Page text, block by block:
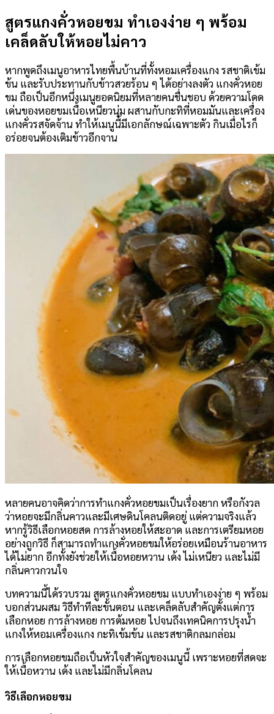
สูตรแกงคั่วหอยขม ทำเองง่าย ๆ พร้อม
เคล็ดลับให้หอยไม่คาว
หากพูดถึงเมนูอาหารไทยพื้นบ้านที่ทั้งหอมเครื่องแกง รสชาติเข้ม
ข้น และรับประทานกับข้าวสวยร้อน ๆ ได้อย่างลงตัว แกงคั่วหอย
ขม ถือเป็นอีกหนึ่งเมนูยอดนิยมที่หลายคนชื่นชอบ ด้วยความโดด
เด่นของหอยขมเนื้อเหนียวนุ่ม ผสานกับกะทิที่หอมมันและเครื่อง
แกงคั่วรสจัดจ้าน ทำให้เมนูนี้มีเอกลักษณ์เฉพาะตัว กินเมื่อไรก็
อร่อยจนต้องเติมข้าวอีกจาน
หลายคนอาจคิดว่าการทำแกงคั่วหอยขมเป็นเรื่องยาก หรือกังวล
ว่าหอยจะมีกลิ่นคาวและมีเศษดินโคลนติดอยู่ แต่ความจริงแล้ว
หากรู้วิธีเลือกหอยสด การล้างหอยให้สะอาด และการเตรียมหอย
อย่างถูกวิธี ก็สามารถทำแกงคั่วหอยขมให้อร่อยเหมือนร้านอาหาร
ได้ไม่ยาก อีกทั้งยังช่วยให้เนื้อหอยหวาน เด้ง ไม่เหนียว และไม่มี
กลิ่นคาวกวนใจ
บทความนี้ได้รวบรวม สูตรแกงคั่วหอยขม แบบทำเองง่าย ๆ พร้อม
บอกส่วนผสม วิธีทำทีละขั้นตอน และเคล็ดลับสำคัญตั้งแต่การ
เลือกหอย การล้างหอย การต้มหอย ไปจนถึงเทคนิคการปรุงน้ำ
แกงให้หอมเครื่องแกง กะทิเข้มข้น และรสชาติกลมกล่อม
การเลือกหอยขมถือเป็นหัวใจสำคัญของเมนูนี้ เพราะหอยที่สดจะ
ให้เนื้อหวาน เด้ง และไม่มีกลิ่นโคลน
วิธีเลือกหอยขม